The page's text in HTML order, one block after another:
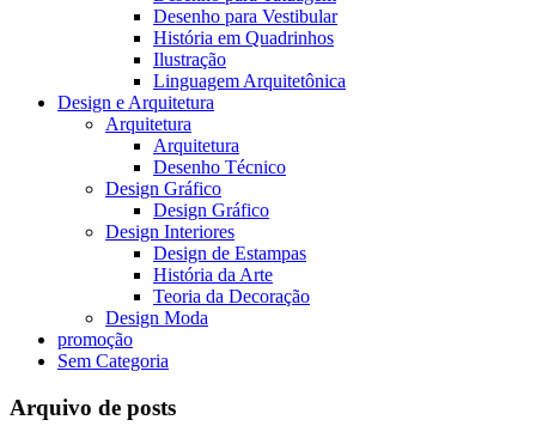
Desenho para Vestibular
História em Quadrinhos
Ilustração
Linguagem Arquitetônica
Design e Arquitetura
Arquitetura
Arquitetura
Desenho Técnico
Design Gráfico
Design Gráfico
Design Interiores
Design de Estampas
História da Arte
Teoria da Decoração
Design Moda
promoção
Sem Categoria
Arquivo de posts